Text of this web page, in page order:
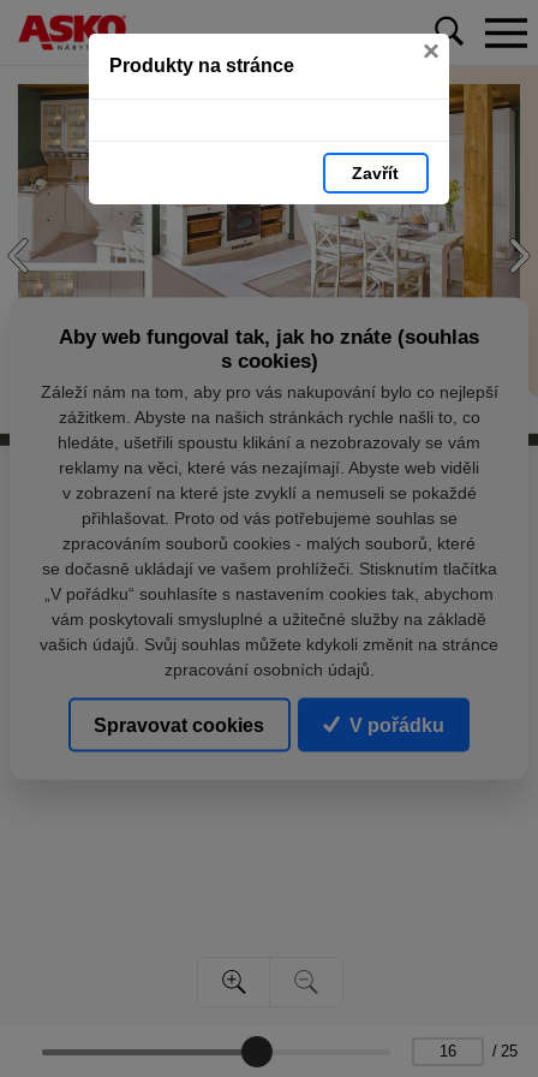
Produkty na stránce ×
Zavřít
/ 25
Aby web fungoval tak, jak ho znáte (souhlas
s cookies)
Záleží nám na tom, aby pro vás nakupování bylo co nejlepší
zážitkem. Abyste na našich stránkách rychle našli to, co
hledáte, ušetřili spoustu klikání a nezobrazovaly se vám
reklamy na věci, které vás nezajímají. Abyste web viděli
v zobrazení na které jste zvyklí a nemuseli se pokaždé
přihlašovat. Proto od vás potřebujeme souhlas se
zpracováním souborů cookies - malých souborů, které
se dočasně ukládají ve vašem prohlížeči. Stisknutím tlačítka
„V pořádku“ souhlasíte s nastavením cookies tak, abychom
vám poskytovali smysluplné a užitečné služby na základě
vašich údajů. Svůj souhlas můžete kdykoli změnit na stránce
zpracování osobních údajů.
Spravovat cookies V pořádku